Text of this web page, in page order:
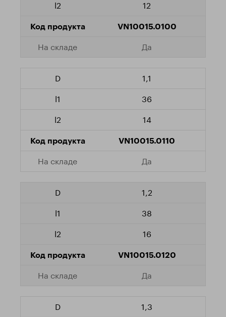
12
VN10015.0100
Да
1,1
36
14
VN10015.0110
Да
1,2
38
16
VN10015.0120
Да
1,3